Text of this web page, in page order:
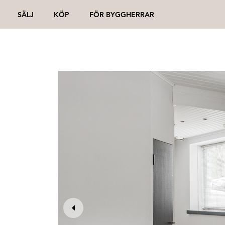
SÄLJ KÖP FÖR BYGGHERRAR